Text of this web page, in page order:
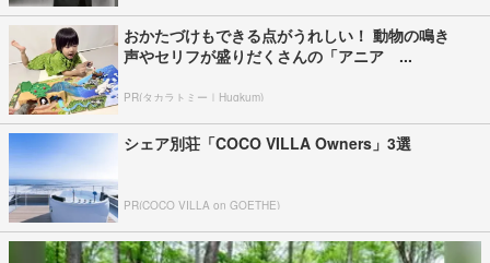
おかたづけもできる点がうれしい！ 動物の鳴き
声やセリフが盛りだくさんの「アニア ...
PR(タカラトミー｜Hugkum)
シェア別荘「COCO VILLA Owners」3選
PR(COCO VILLA on GOETHE)